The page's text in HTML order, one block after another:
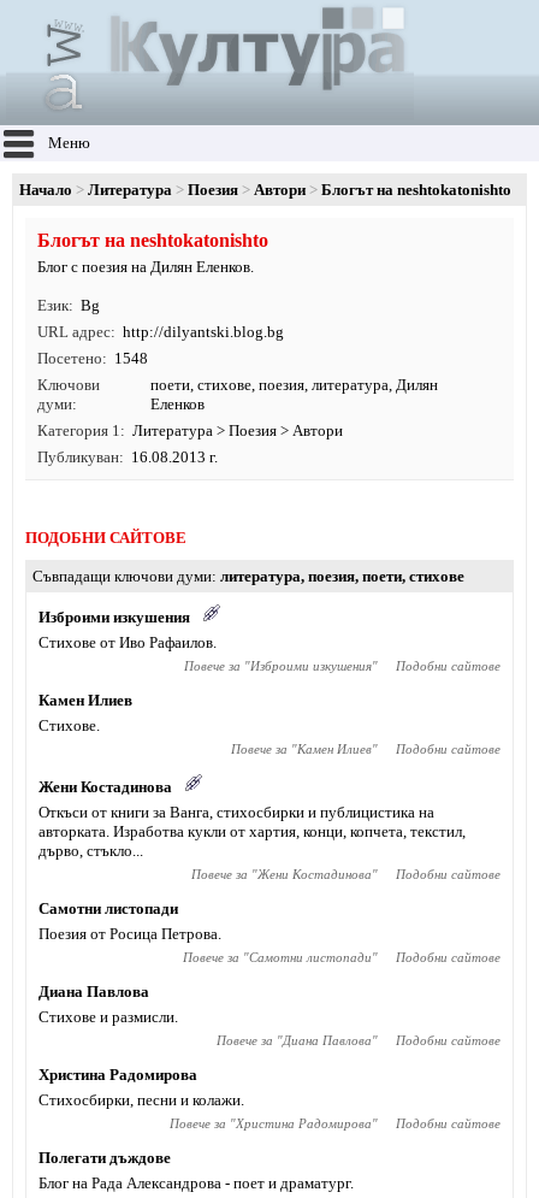
Меню
Начало Литература Поезия Автори Блогът на neshtokatonishto
Блогът на neshtokatonishto
Блог с поезия на Дилян Еленков.
Език
Bg
URL адрес
http://dilyantski.blog.bg
Посетено
1548
Ключови
думи
поети, стихове, поезия, литература, Дилян
Еленков
Категория 1
Литература > Поезия > Автори
Публикуван
16.08.2013 г.
ПОДОБНИ САЙТОВЕ
Съвпадащи ключови думи литература, поезия, поети, стихове
Изброими изкушения
Стихове от Иво Рафаилов.
Повече за "Изброими изкушения" Подобни сайтове
Камен Илиев
Стихове.
Повече за "Камен Илиев" Подобни сайтове
Жени Костадинова
Откъси от книги за Ванга, стихосбирки и публицистика на
авторката. Изработва кукли от хартия, конци, копчета, текстил,
дърво, стъкло...
Повече за "Жени Костадинова" Подобни сайтове
Самотни листопади
Поезия от Росица Петрова.
Повече за "Самотни листопади" Подобни сайтове
Диана Павлова
Стихове и размисли.
Повече за "Диана Павлова" Подобни сайтове
Христина Радомирова
Стихосбирки, песни и колажи.
Повече за "Христина Радомирова" Подобни сайтове
Полегати дъждове
Блог на Рада Александрова - поет и драматург.